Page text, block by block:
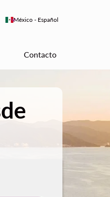
México - Español
keyboard_arrow_down
Contacto